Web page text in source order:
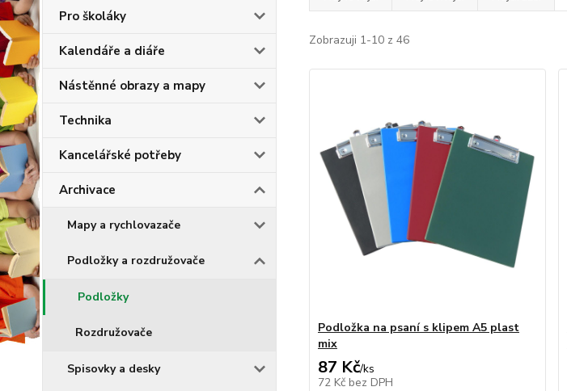
Pro školáky
Kalendáře a diáře
Nástěnné obrazy a mapy
Technika
Kancelářské potřeby
Archivace
Mapy a rychlovazače
Podložky a rozdružovače
Podložky
Rozdružovače
Spisovky a desky
Zobrazuji 1-10 z 46
Podložka na psaní s klipem A5 plast
mix
87 Kč/ks
72 Kč bez DPH